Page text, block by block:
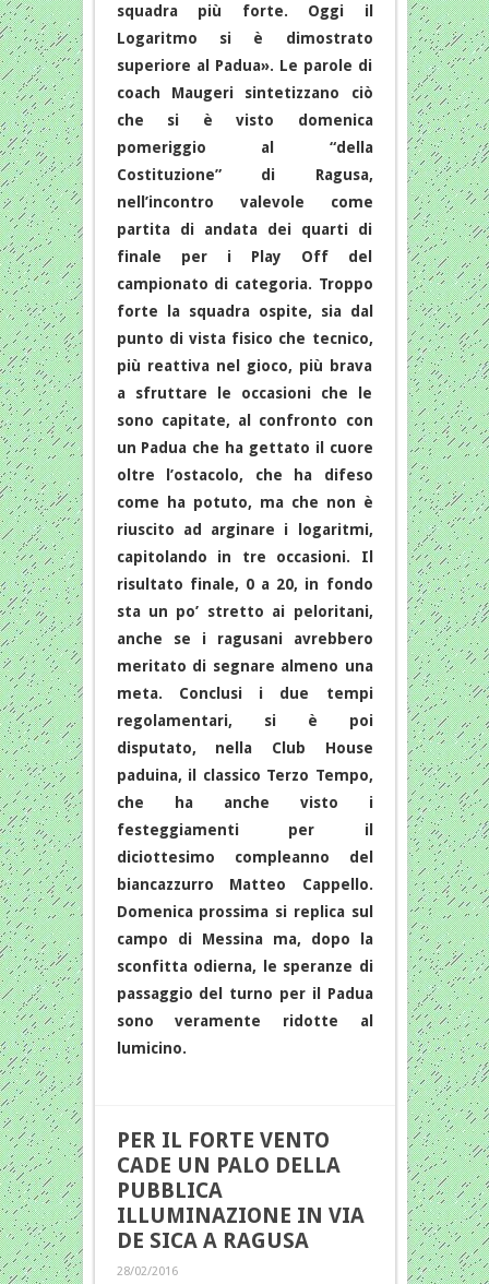
squadra più forte. Oggi il
Logaritmo si è dimostrato
superiore al Padua». Le parole di
coach Maugeri sintetizzano ciò
che si è visto domenica
pomeriggio al “della
Costituzione” di Ragusa,
nell’incontro valevole come
partita di andata dei quarti di
finale per i Play Off del
campionato di categoria. Troppo
forte la squadra ospite, sia dal
punto di vista fisico che tecnico,
più reattiva nel gioco, più brava
a sfruttare le occasioni che le
sono capitate, al confronto con
un Padua che ha gettato il cuore
oltre l’ostacolo, che ha difeso
come ha potuto, ma che non è
riuscito ad arginare i logaritmi,
capitolando in tre occasioni. Il
risultato finale, 0 a 20, in fondo
sta un po’ stretto ai peloritani,
anche se i ragusani avrebbero
meritato di segnare almeno una
meta. Conclusi i due tempi
regolamentari, si è poi
disputato, nella Club House
paduina, il classico Terzo Tempo,
che ha anche visto i
festeggiamenti per il
diciottesimo compleanno del
biancazzurro Matteo Cappello.
Domenica prossima si replica sul
campo di Messina ma, dopo la
sconfitta odierna, le speranze di
passaggio del turno per il Padua
sono veramente ridotte al
lumicino.
PER IL FORTE VENTO
CADE UN PALO DELLA
PUBBLICA
ILLUMINAZIONE IN VIA
DE SICA A RAGUSA
28/02/2016